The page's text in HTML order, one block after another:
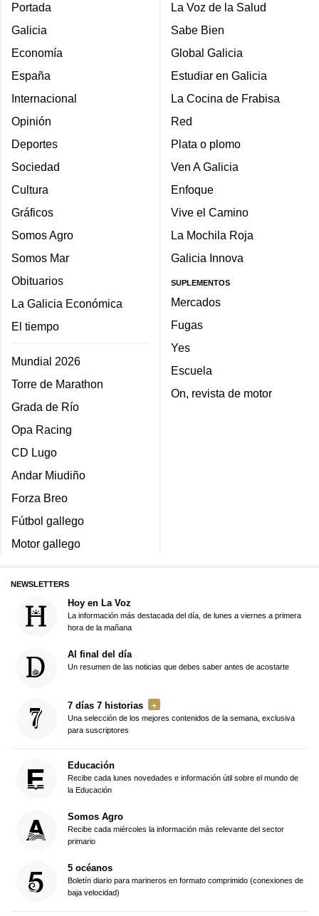
Portada
Galicia
Economía
España
Internacional
Opinión
Deportes
Sociedad
Cultura
Gráficos
Somos Agro
Somos Mar
Obituarios
La Galicia Económica
El tiempo
Mundial 2026
Torre de Marathon
Grada de Río
Opa Racing
CD Lugo
Andar Miudiño
Forza Breo
Fútbol gallego
Motor gallego
La Voz de la Salud
Sabe Bien
Global Galicia
Estudiar en Galicia
La Cocina de Frabisa
Red
Plata o plomo
Ven A Galicia
Enfoque
Vive el Camino
La Mochila Roja
Galicia Innova
SUPLEMENTOS
Mercados
Fugas
Yes
Escuela
On, revista de motor
NEWSLETTERS
Hoy en La Voz
La información más destacada del día, de lunes a viernes a primera
hora de la mañana
Al final del día
Un resumen de las noticias que debes saber antes de acostarte
7 días 7 historias
Una selección de los mejores contenidos de la semana, exclusiva
para suscriptores
Educación
Recibe cada lunes novedades e información útil sobre el mundo de
la Educación
Somos Agro
Recibe cada miércoles la información más relevante del sector
primario
5 océanos
Boletín diario para marineros en formato comprimido (conexiones de
baja velocidad)